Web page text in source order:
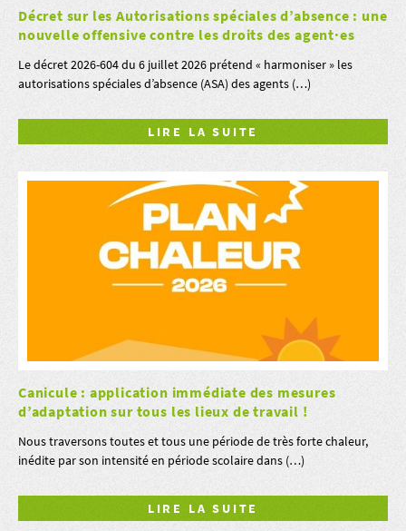
Décret sur les Autorisations spéciales d’absence : une
nouvelle offensive contre les droits des agent·es
Le décret 2026-604 du 6 juillet 2026 prétend « harmoniser » les
autorisations spéciales d’absence (ASA) des agents (…)
LIRE LA SUITE
Canicule : application immédiate des mesures
d’adaptation sur tous les lieux de travail !
Nous traversons toutes et tous une période de très forte chaleur,
inédite par son intensité en période scolaire dans (…)
LIRE LA SUITE